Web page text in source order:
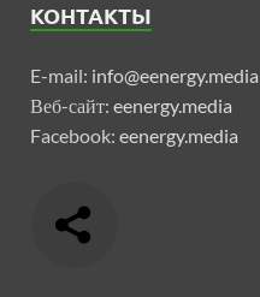
КОНТАКТЫ
E-mail: info@eenergy.media
Веб-сайт: eenergy.media
Facebook: eenergy.media